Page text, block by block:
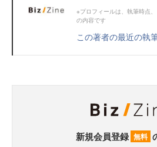
※プロフィールは、執筆時点
の内容です
この著者の最近の執
新規会員登録 無料